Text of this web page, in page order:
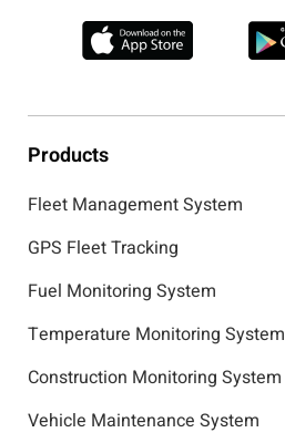
Products
Fleet Management System
GPS Fleet Tracking
Fuel Monitoring System
Temperature Monitoring System
Construction Monitoring System
Vehicle Maintenance System